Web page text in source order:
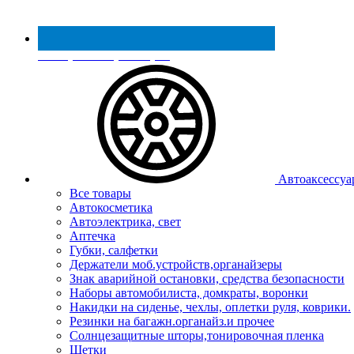
Реестр МинПромТорга
Все товары
Автокосметика
Автоэлектрика, свет
Аптечка
Губки, салфетки
Держатели моб.устройств,органайзеры
Знак аварийной остановки, средства безопасности
Наборы автомобилиста, домкраты, воронки
Накидки на сиденье, чехлы, оплетки руля, коврики.
Резинки на багажн.органайз.и прочее
Солнцезащитные шторы,тонировочная пленка
Щетки